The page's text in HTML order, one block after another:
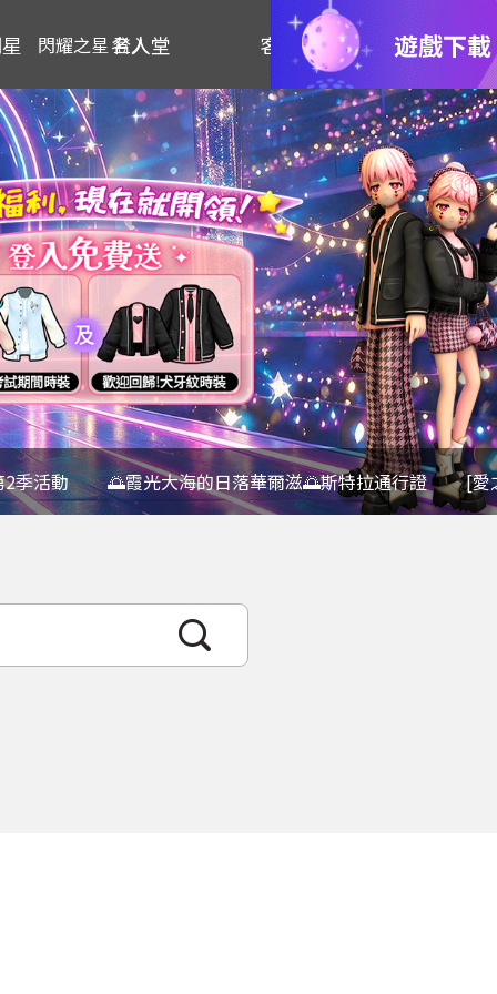
名人堂 客服
閃耀之星 登入 遊戲下載
季活動 🌅霞光大海的日落華爾滋🌅斯特拉通行證 [愛